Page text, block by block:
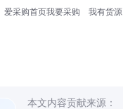
爱采购首页我要采购 我有货源
本文内容贡献来源：